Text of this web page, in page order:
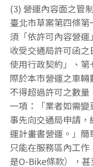
(3) 營運內容面之管
臺北市草案第四條
須「依許可內容營
收受交通局許可函
使用行政契約」、
際於本市營運之車輛
不得超過許可之數
一項：「業者如需
事先向交通局申請
運計畫書營運。」
只能在服務區內工
是O-Bike條款），